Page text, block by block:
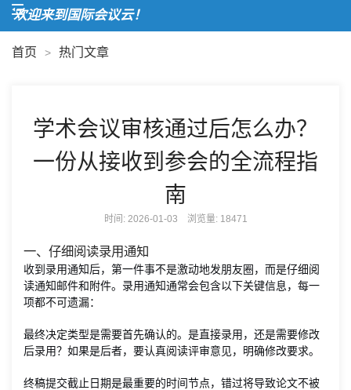
迎来到国际会议云！
首页 > 热门文章
学术会议审核通过后怎么办？
一份从接收到参会的全流程指
南
时间: 2026-01-03 浏览量: 18471
一、仔细阅读录用通知
收到录用通知后，第一件事不是激动地发朋友圈，而是仔细阅
读通知邮件和附件。录用通知通常会包含以下关键信息，每一
项都不可遗漏：
最终决定类型是需要首先确认的。是直接录用，还是需要修改
后录用？如果是后者，要认真阅读评审意见，明确修改要求。
终稿提交截止日期是最重要的时间节点，错过将导致论文不被